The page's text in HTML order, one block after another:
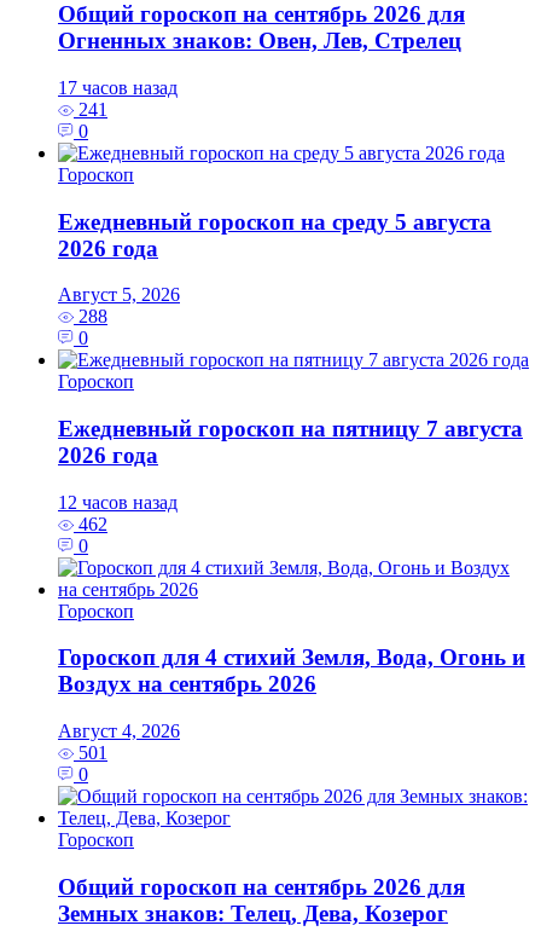
Общий гороскоп на сентябрь 2026 для
Огненных знаков: Овен, Лев, Стрелец
17 часов назад
241
0
Гороскоп
Ежедневный гороскоп на среду 5 августа
2026 года
Август 5, 2026
288
0
Гороскоп
Ежедневный гороскоп на пятницу 7 августа
2026 года
12 часов назад
462
0
Гороскоп
Гороскоп для 4 стихий Земля, Вода, Огонь и
Воздух на сентябрь 2026
Август 4, 2026
501
0
Гороскоп
Общий гороскоп на сентябрь 2026 для
Земных знаков: Телец, Дева, Козерог